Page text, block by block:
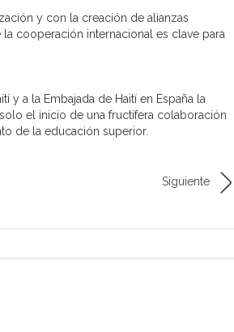
y con la creación de alianzas
cooperación internacional es clave para
y a la Embajada de Haití en España la
el inicio de una fructífera colaboración
de la educación superior.
Siguiente